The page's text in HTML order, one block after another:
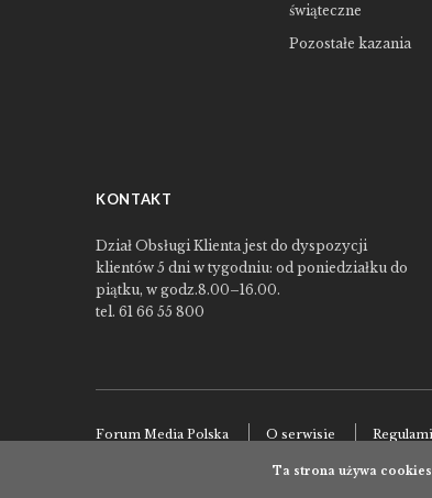
świąteczne
Pozostałe kazania
KONTAKT
Dział Obsługi Klienta jest do dyspozycji
klientów 5 dni w tygodniu: od poniedziałku do
piątku, w godz.8.00–16.00.
tel. 61 66 55 800
Forum Media Polska O serwisie
Ta strona używa